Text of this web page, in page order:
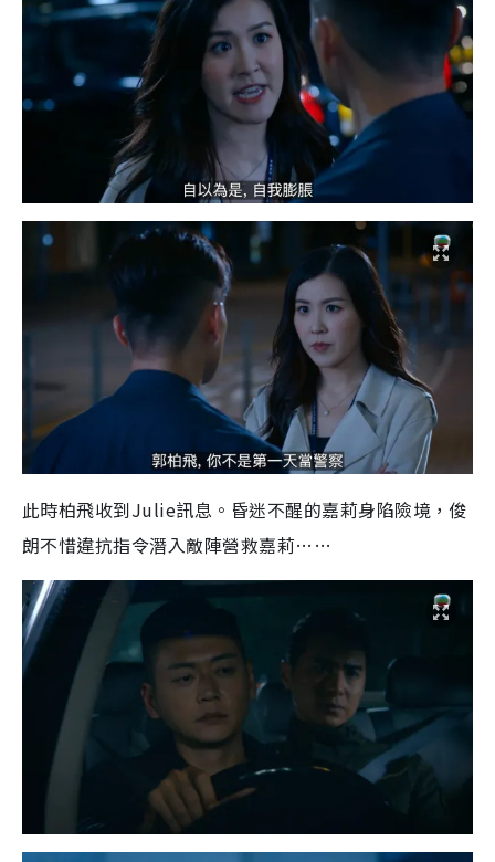
此時柏飛收到Julie訊息。昏迷不醒的嘉莉身陷險境，俊
朗不惜違抗指令潛入敵陣營救嘉莉……